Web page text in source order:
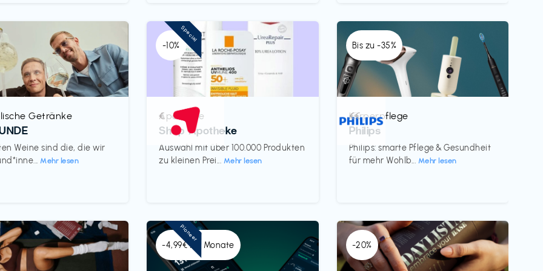
Getränke
Weine sind die, die wir
Mehr lesen
-10%
Apotheke
Shop Apotheke
Auswahl mit über 100.000 Produkten
zu kleinen Prei... Mehr lesen
€‎
Special
Bis zu -35%
Körperpflege
Philips
Philips: smarte Pflege & Gesundheit
für mehr Wohlb... Mehr lesen
€€‎
-4,99€ x 6 Monate
Pioneer
-20%